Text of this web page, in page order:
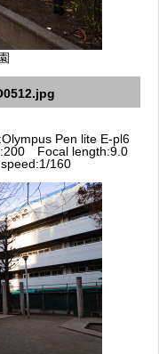
Pen lite E-pl6
Focal length:9.0
160